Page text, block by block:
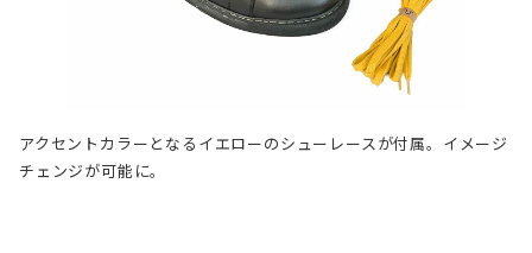
アクセントカラーとなるイエローのシューレースが付属。イメージ
チェンジが可能に。